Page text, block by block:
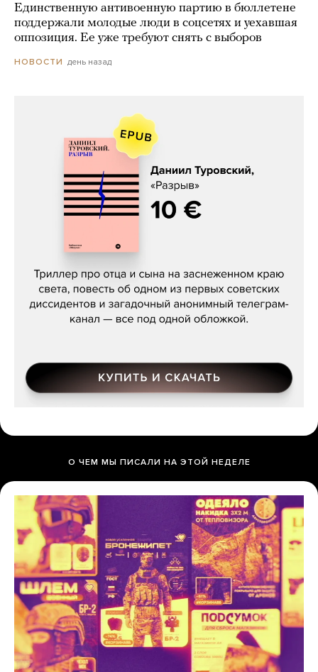
Единственную антивоенную партию в бюллетене
поддержали молодые люди в соцсетях и уехавшая
оппозиция. Ее уже требуют снять с выборов
НОВОСТИ день назад
Даниил Туровский, «Разрыв»
О ЧЕМ МЫ ПИСАЛИ НА ЭТОЙ НЕДЕЛЕ